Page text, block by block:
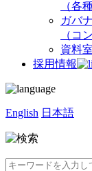
（各
ガバ
（コ
資料室
採用情報
English 日本語